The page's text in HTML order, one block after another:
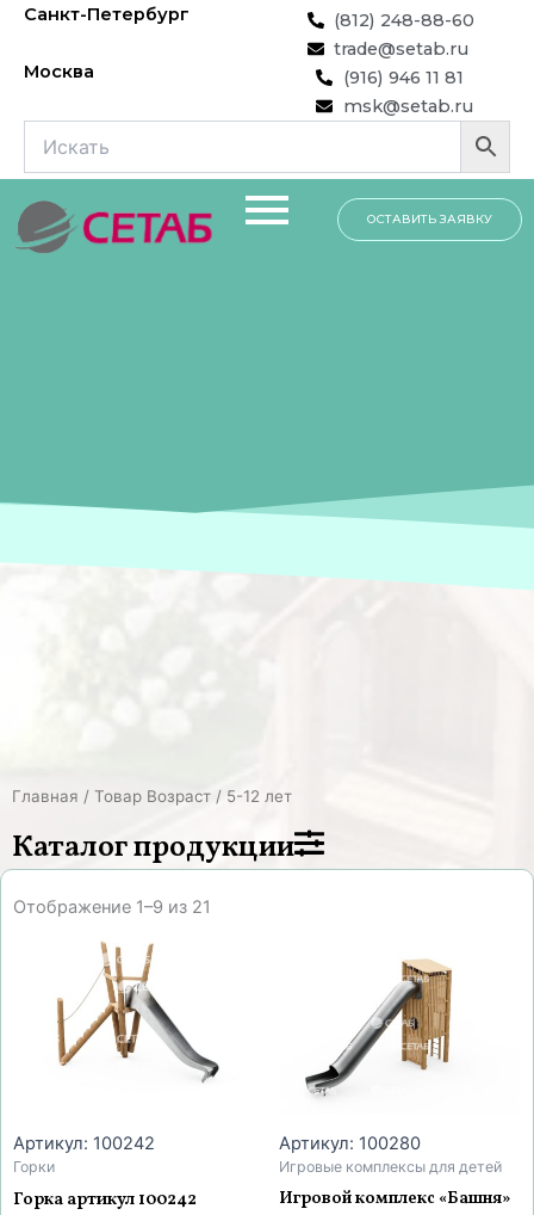
Перейти
содержимому
Санкт-Петербург
(812) 248-88-60
trade@setab.ru
Москва
(916) 946 11 81
msk@setab.ru
ОСТАВИТЬ ЗАЯВКУ
Главная / Товар Возраст / 5-12 лет
Каталог продукции
Отображение 1–9 из 21
Артикул: 100242
Горки
Горка артикул 100242
Артикул: 100280
Игровые комплексы для детей
Игровой комплекс «Башня»